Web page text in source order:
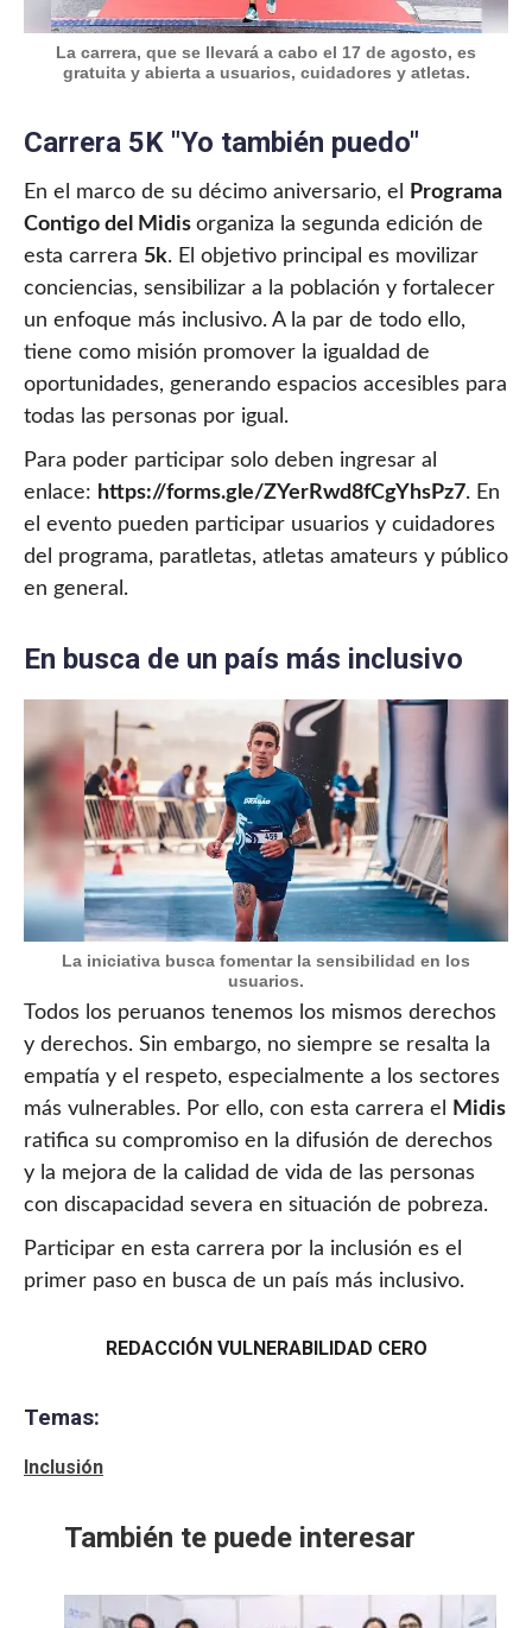
La carrera, que se llevará a cabo el 17 de agosto, es
gratuita y abierta a usuarios, cuidadores y atletas.
Carrera 5K "Yo también puedo"
En el marco de su décimo aniversario, el
Programa
Contigo del Midis organiza la segunda edición de
esta carrera 5k. El objetivo principal es movilizar
conciencias, sensibilizar a la población y fortalecer
un enfoque más inclusivo. A la par de todo ello,
tiene como misión promover la igualdad de
oportunidades, generando espacios accesibles para
todas las personas por igual.
Para poder participar solo deben ingresar al
enlace: https://forms.gle/ZYerRwd8fCgYhsPz7. En
el evento pueden participar usuarios y cuidadores
del programa, paratletas, atletas amateurs y público
en general.
En busca de un país más inclusivo
La iniciativa busca fomentar la sensibilidad en los
usuarios.
Todos los peruanos tenemos los mismos derechos
y derechos. Sin embargo, no siempre se resalta la
empatía y el respeto, especialmente a los sectores
más vulnerables. Por ello, con esta carrera el
Midis
ratifica su compromiso en la difusión de derechos
y la mejora de la calidad de vida de las personas
con discapacidad severa en situación de pobreza.
Participar en esta carrera por la inclusión es el
primer paso en busca de un país más inclusivo.
REDACCIÓN VULNERABILIDAD CERO
Temas:
Inclusión
También te puede interesar